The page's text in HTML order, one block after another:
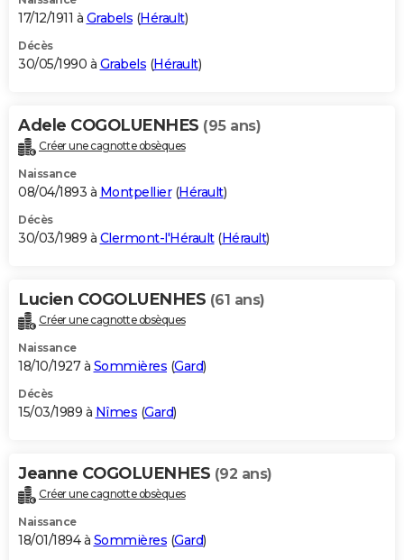
17/12/1911 à Grabels (Hérault)
Décès
30/05/1990 à Grabels (Hérault)
Adele COGOLUENHES (95 ans)
Créer une cagnotte obsèques
Naissance
08/04/1893 à Montpellier(Hérault)
Décès
30/03/1989 à Clermont-l'Hérault(Hérault)
Lucien COGOLUENHES (61 ans)
Créer une cagnotte obsèques
Naissance
18/10/1927 à Sommières (Gard)
Décès
15/03/1989 à Nîmes (Gard)
Jeanne COGOLUENHES (92 ans)
Créer une cagnotte obsèques
Naissance
18/01/1894 à Sommières (Gard)